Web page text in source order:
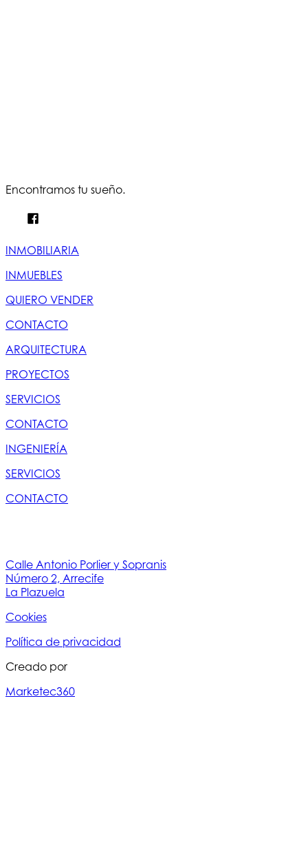
Encontramos tu sueño.
INMOBILIARIA
INMUEBLES
QUIERO VENDER
CONTACTO
ARQUITECTURA
PROYECTOS
SERVICIOS
CONTACTO
INGENIERÍA
SERVICIOS
CONTACTO
Calle Antonio Porlier y Sopranis
Número 2, Arrecife
La Plazuela
Cookies
Política de privacidad
Creado por
Marketec360